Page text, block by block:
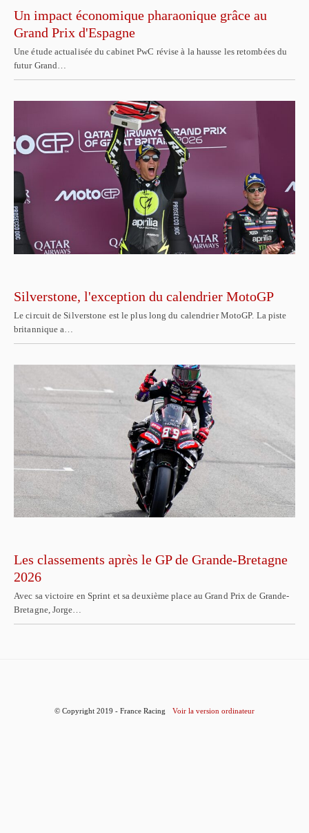
Un impact économique pharaonique grâce au
Grand Prix d'Espagne
Une étude actualisée du cabinet PwC révise à la hausse les retombées du
futur Grand…
Silverstone, l'exception du calendrier MotoGP
Le circuit de Silverstone est le plus long du calendrier MotoGP. La piste
britannique a…
Les classements après le GP de Grande-Bretagne
2026
Avec sa victoire en Sprint et sa deuxième place au Grand Prix de Grande-
Bretagne, Jorge…
© Copyright 2019 - France Racing Voir la version ordinateur